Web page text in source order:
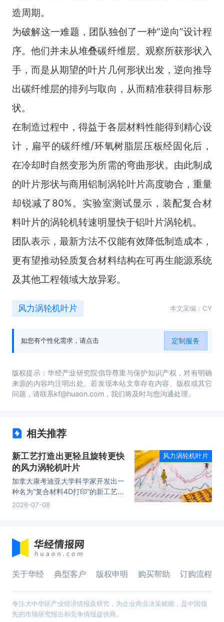
造周期。
为破解这一难题，团队独创了一种“逆向”设计程
序。他们并未从堆叠碳纤维层、观察所获形状入
手，而是从期望的叶片几何形状出发，逆向推导
出碳纤维层的排列与取向，从而精准获得目标形
状。
在制造过程中，得益于各层材料性能得到精心设
计，扁平的碳纤维/环氧树脂层压板经固化后，
在冷却时自然变形为所需的弯曲形状。由此制成
的叶片形状与商用铝制涡轮叶片高度吻合，重量
却锐减了 80% 。实验室测试显示，装配复合材
料叶片的涡轮机转速明显快于铝叶片涡轮机。
团队表示，最新方法不仅能有效降低制造成本，
更有望推动轻质复合材料结构在可再生能源系统
及其他工程领域大放异彩。
风力涡轮机叶片 本文采编：CY
如您有个性化需求，请点击 定制服务
版权提示：华经产业研究院倡导尊重与保护知识产权，对有明确
来源的内容均注明出处。若发现本站文章存在内容、版权或其它
问题，请联系kf@huaon.com，我们将及时与您沟通处理。
相关推荐
新工艺打造出更轻且旋转更快
的风力涡轮机叶片
加拿大康考迪亚大学科学家开发出一
种名为“复合材料4D打印”的新工艺，
利用扁平的碳纤维复合面板，打造出
表于新一期《聚合物复合材料》杂
志。
2026-07-08
风力涡轮机叶片
关于华经 典型客户 版权申明 购买帮助 订购流程
专注大中华区产业经济情报及研究，为企业商业决策赋能，是中国领
先的市场研究报告和竞争情报提供商。